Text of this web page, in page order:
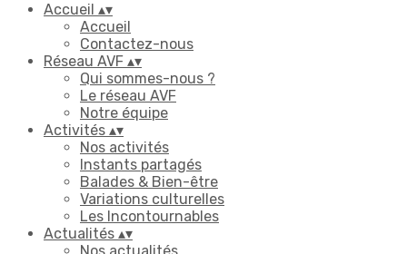
Accueil ▴▾
Accueil
Contactez-nous
Réseau AVF ▴▾
Qui sommes-nous ?
Le réseau AVF
Notre équipe
Activités ▴▾
Nos activités
Instants partagés
Balades & Bien-être
Variations culturelles
Les Incontournables
Actualités ▴▾